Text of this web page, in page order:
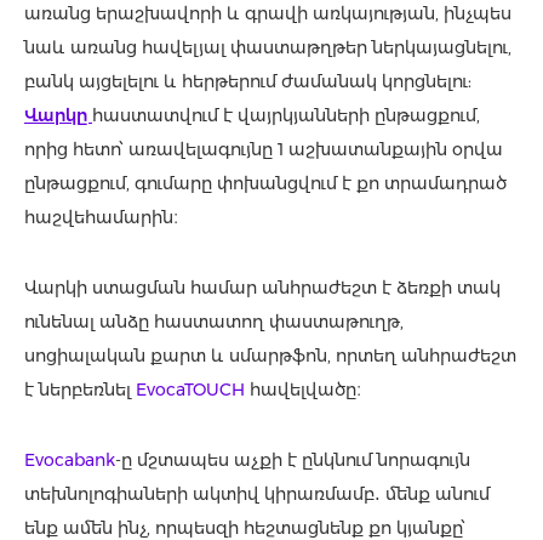
առանց երաշխավորի և գրավի առկայության, ինչպես
նաև առանց հավելյալ փաստաթղթեր ներկայացնելու,
բանկ այցելելու և հերթերում ժամանակ կորցնելու:
Վարկը հաստատվում է վայրկյանների ընթացքում,
որից հետո՝ առավելագույնը 1 աշխատանքային օրվա
ընթացքում, գումարը փոխանցվում է քո տրամադրած
հաշվեհամարին։
Վարկի ստացման համար անհրաժեշտ է ձեռքի տակ
ունենալ անձը հաստատող փաստաթուղթ,
սոցիալական քարտ և սմարթֆոն, որտեղ անհրաժեշտ
է ներբեռնել EvocaTOUCH հավելվածը։
Evocabank-ը մշտապես աչքի է ընկնում նորագույն
տեխնոլոգիաների ակտիվ կիրառմամբ․ մենք անում
ենք ամեն ինչ, որպեսզի հեշտացնենք քո կյանքը՝